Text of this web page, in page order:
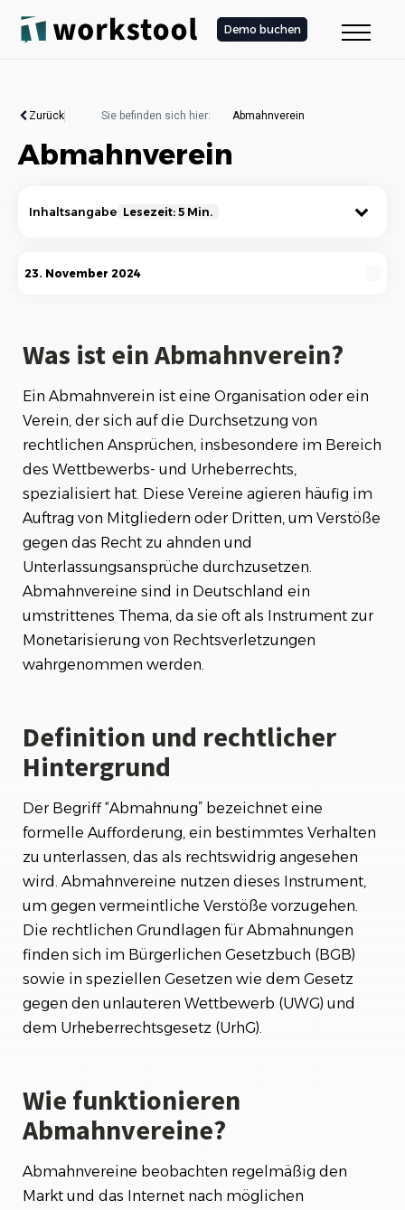
Demo buchen
Zurück Sie befinden sich hier: Abmahnverein
Abmahnverein
Inhaltsangabe Lesezeit: 5 Min.
Was ist ein Abmahnverein?
Wie funktionieren Abmahnvereine?
Wie sollten Verbraucher reagieren?
Fazit
23. November 2024
Was ist ein Abmahnverein?
Ein Abmahnverein ist eine Organisation oder ein
Verein, der sich auf die Durchsetzung von
rechtlichen Ansprüchen, insbesondere im Bereich
des Wettbewerbs- und Urheberrechts,
spezialisiert hat. Diese Vereine agieren häufig im
Auftrag von Mitgliedern oder Dritten, um Verstöße
gegen das Recht zu ahnden und
Unterlassungsansprüche durchzusetzen.
Abmahnvereine sind in Deutschland ein
umstrittenes Thema, da sie oft als Instrument zur
Monetarisierung von Rechtsverletzungen
wahrgenommen werden.
Definition und rechtlicher
Hintergrund
Der Begriff “Abmahnung” bezeichnet eine
formelle Aufforderung, ein bestimmtes Verhalten
zu unterlassen, das als rechtswidrig angesehen
wird. Abmahnvereine nutzen dieses Instrument,
um gegen vermeintliche Verstöße vorzugehen.
Die rechtlichen Grundlagen für Abmahnungen
finden sich im Bürgerlichen Gesetzbuch (BGB)
sowie in speziellen Gesetzen wie dem Gesetz
gegen den unlauteren Wettbewerb (UWG) und
dem Urheberrechtsgesetz (UrhG).
Wie funktionieren
Abmahnvereine?
Abmahnvereine beobachten regelmäßig den
Markt und das Internet nach möglichen